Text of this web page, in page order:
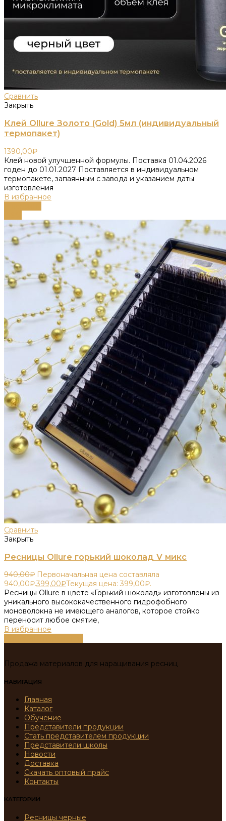
Сравнить
Закрыть
Клей Ollure Золото (Gold) 5мл (индивидуальный
термопакет)
1390,00₽
Клей новой улучшенной формулы. Поставка 01.04.2026
годен до 01.01.2027 Поставляется в индивидуальном
термопакете, запаянным с завода и указанием даты
изготовления
В избранное
Сравнить
Закрыть
Ресницы Ollure горький шоколад V микс
940,00₽ Первоначальная цена составляла
940,00₽.399,00₽Текущая цена: 399,00₽.
Ресницы Ollure в цвете «Горький шоколад» изготовлены из
уникального высококачественного гидрофобного
моноволокна не имеющего аналогов, которое стойко
переносит любое смятие,
В избранное
Продажа материалов для наращивания ресниц
НАВИГАЦИЯ
Главная
Каталог
Обучение
Представители продукции
Стать представителем продукции
Представители школы
Новости
Доставка
Скачать оптовый прайс
Контакты
КАТЕГОРИИ
Ресницы черные